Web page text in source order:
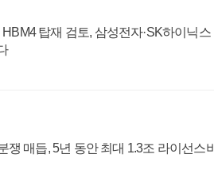
탑재 검토, 삼성전자·SK하이닉스
매듭, 5년 동안 최대 1.3조 라이선스비